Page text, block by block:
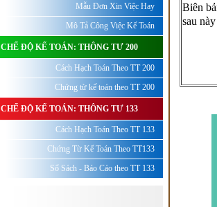
Biên
sau
Mẫu Đơn Xin Việc Hay
Mô Tả Công Việc Kế Toán
CHẾ ĐỘ KẾ TOÁN: THÔNG TƯ 200
Cách Hạch Toán Theo TT 200
Chứng từ kế toán theo TT 200
CHẾ ĐỘ KẾ TOÁN: THÔNG TƯ 133
Cách Hạch Toán Theo TT 133
Chứng Từ Kế Toán Theo TT133
Sổ Sách - Báo Cáo theo TT 133